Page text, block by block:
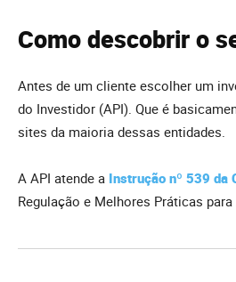
Como descobrir o
Antes de um cliente escolher um
do Investidor (API). Que é
sites da maioria dessas entidades.
A API atende a Instrução nº 539 da
Regulação e Melhores Práticas